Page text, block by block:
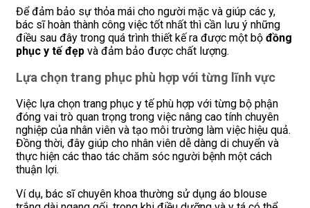
Để đảm bảo sự thỏa mái cho người mặc và giúp các y,
bác sĩ hoàn thành công việc tốt nhất thì cần lưu ý những
điều sau đây trong quá trình thiết kế ra được một bộ đồng
phục y tế đẹp và đảm bảo được chất lượng.
Lựa chọn trang phục phù hợp với từng lĩnh vực
Việc lựa chọn trang phục y tế phù hợp với từng bộ phận
đóng vai trò quan trọng trong việc nâng cao tính chuyên
nghiệp của nhân viên và tạo môi trường làm việc hiệu quả.
Đồng thời, đây giúp cho nhân viên dễ dàng di chuyển và
thực hiện các thao tác chăm sóc người bệnh một cách
thuận lợi.
Ví dụ, bác sĩ chuyên khoa thường sử dụng áo blouse